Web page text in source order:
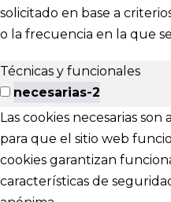
solicitado en base a
o la frecuencia en la que
Técnicas y funcionales
necesarias-2
Las cookies necesarias
para que el sitio web
cookies garantizan
características de